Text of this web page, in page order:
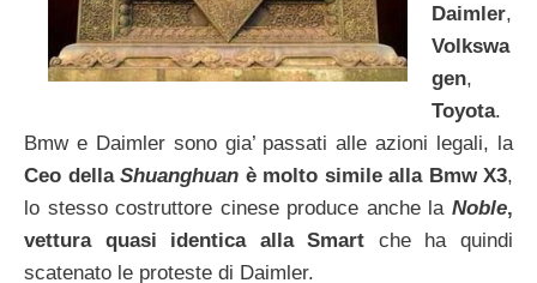
Daimler,
Volkswa
gen,
Toyota.
Bmw e Daimler sono gia’ passati alle azioni legali, la
Ceo della Shuanghuan è molto simile alla Bmw X3,
lo stesso costruttore cinese produce anche la Noble,
vettura quasi identica alla Smart che ha quindi
scatenato le proteste di Daimler.